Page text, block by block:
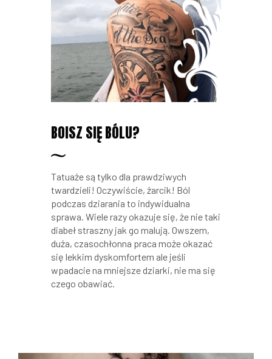
BOISZ SIĘ BÓLU?
Tatuaże są tylko dla prawdziwych
twardzieli! Oczywiście, żarcik! Ból
podczas dziarania to indywidualna
sprawa. Wiele razy okazuje się, że nie taki
diabeł straszny jak go malują. Owszem,
duża, czasochłonna praca może okazać
się lekkim dyskomfortem ale jeśli
wpadacie na mniejsze dziarki, nie ma się
czego obawiać.